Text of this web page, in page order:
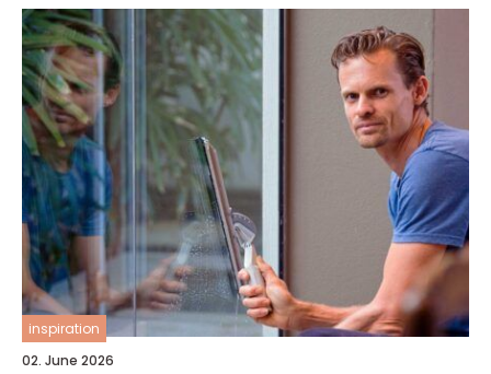
inspiration
02. June 2026